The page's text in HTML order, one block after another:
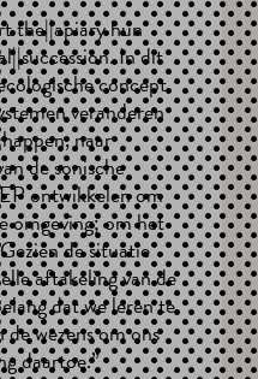
the||apiary hun
In dit
concept
veranderen
naar
de sonische
ontwikkelen om
omgeving; om het
de situatie
aftakeling van de
dat we leren te
wezens om ons
daartoe.”